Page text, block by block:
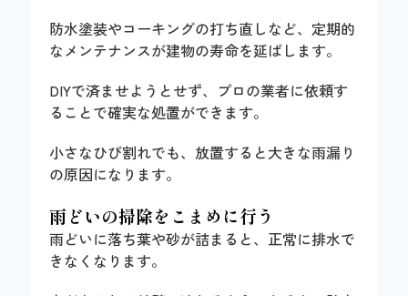
防水塗装やコーキングの打ち直しなど、定期的
なメンテナンスが建物の寿命を延ばします。
DIYで済ませようとせず、プロの業者に依頼す
ることで確実な処置ができます。
小さなひび割れでも、放置すると大きな雨漏り
の原因になります。
雨どいの掃除をこまめに行う
雨どいに落ち葉や砂が詰まると、正常に排水で
きなくなります。